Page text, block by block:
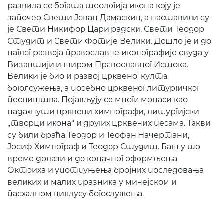
развила се богата теологија икона коју је
започео Свети Јован Дамаскин, а наставили су
је Свети Никифор Цариградски, Свети Теодор
Студит и Свети Фотије Велики. Дошло је и до
наглог развоја православне иконографије свуда у
Византији и широм Православног Истока.
Велики је био и развој црквеног култа
боголсужења, а посебно црквеног литургичког
песништва. Појављују се многи монаси као
надахнути црквени химнографи, литургијски
„творци икона“ и других црквених песама. Такви
су били браћа Теодор и Теофан Начертани,
Јосиф Химнограф и Теодор Студит. Баш у то
време долази и до коначног оформљења
Октоиха и употпуњења бројних последовања
великих и малих празника у минејском и
пасхалном циклусу богослужења.